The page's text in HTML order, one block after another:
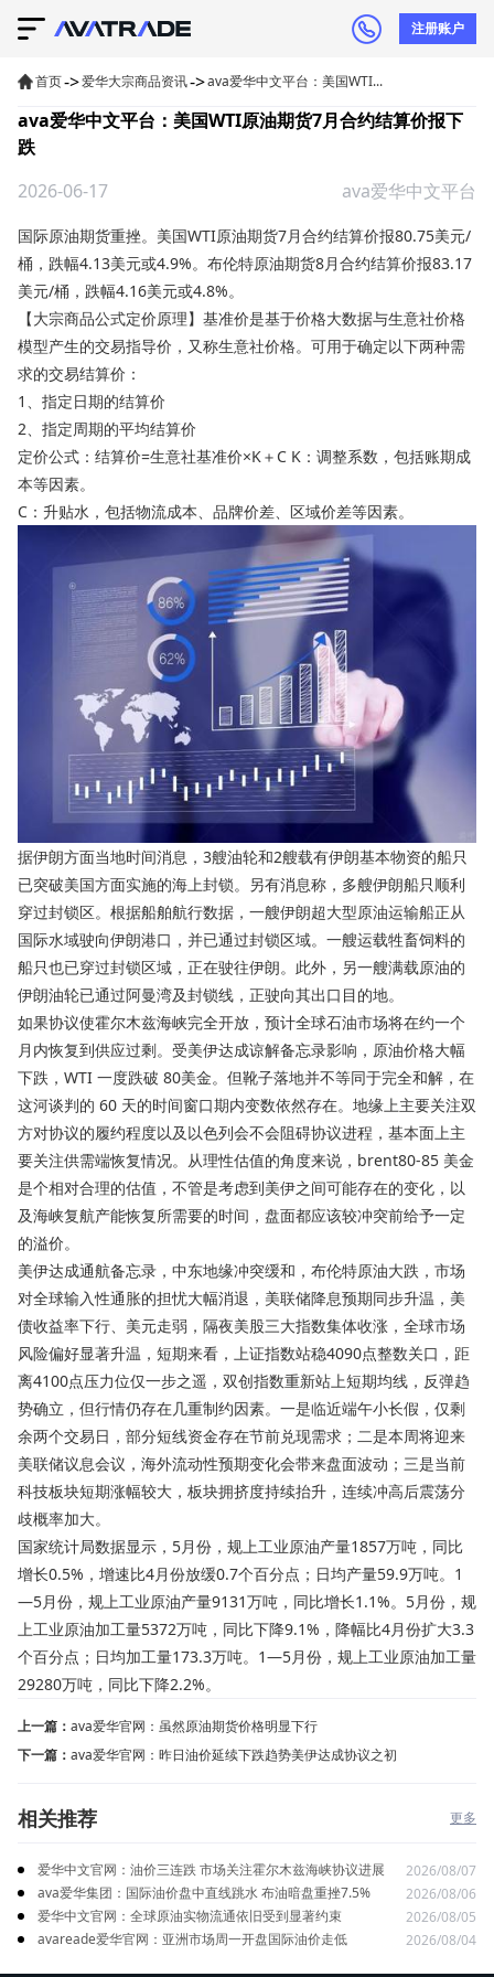
注册账户
首页->爱华大宗商品资讯->ava爱华中文平台：美国WTI...
ava爱华中文平台：美国WTI原油期货7月合约结算价报下
跌
2026-06-17
ava爱华中文平台
国际原油期货重挫。美国WTI原油期货7月合约结算价报80.75美元/
桶，跌幅4.13美元或4.9%。布伦特原油期货8月合约结算价报83.17
美元/桶，跌幅4.16美元或4.8%。
【大宗商品公式定价原理】基准价是基于价格大数据与生意社价格
模型产生的交易指导价，又称生意社价格。可用于确定以下两种需
求的交易结算价：
1、指定日期的结算价
2、指定周期的平均结算价
定价公式：结算价=生意社基准价×K＋C K：调整系数，包括账期成
本等因素。
C：升贴水，包括物流成本、品牌价差、区域价差等因素。
据伊朗方面当地时间消息，3艘油轮和2艘载有伊朗基本物资的船只
已突破美国方面实施的海上封锁。另有消息称，多艘伊朗船只顺利
穿过封锁区。根据船舶航行数据，一艘伊朗超大型原油运输船正从
国际水域驶向伊朗港口，并已通过封锁区域。一艘运载牲畜饲料的
船只也已穿过封锁区域，正在驶往伊朗。此外，另一艘满载原油的
伊朗油轮已通过阿曼湾及封锁线，正驶向其出口目的地。
如果协议使霍尔木兹海峡完全开放，预计全球石油市场将在约一个
月内恢复到供应过剩。受美伊达成谅解备忘录影响，原油价格大幅
下跌，WTI 一度跌破 80美金。但靴子落地并不等同于完全和解，在
这河谈判的 60 天的时间窗口期内变数依然存在。地缘上主要关注双
方对协议的履约程度以及以色列会不会阻碍协议进程，基本面上主
要关注供需端恢复情况。从理性估值的角度来说，brent80-85 美金
是个相对合理的估值，不管是考虑到美伊之间可能存在的变化，以
及海峡复航产能恢复所需要的时间，盘面都应该较冲突前给予一定
的溢价。
美伊达成通航备忘录，中东地缘冲突缓和，布伦特原油大跌，市场
对全球输入性通胀的担忧大幅消退，美联储降息预期同步升温，美
债收益率下行、美元走弱，隔夜美股三大指数集体收涨，全球市场
风险偏好显著升温，短期来看，上证指数站稳4090点整数关口，距
离4100点压力位仅一步之遥，双创指数重新站上短期均线，反弹趋
势确立，但行情仍存在几重制约因素。一是临近端午小长假，仅剩
余两个交易日，部分短线资金存在节前兑现需求；二是本周将迎来
美联储议息会议，海外流动性预期变化会带来盘面波动；三是当前
科技板块短期涨幅较大，板块拥挤度持续抬升，连续冲高后震荡分
歧概率加大。
国家统计局数据显示，5月份，规上工业原油产量1857万吨，同比
增长0.5%，增速比4月份放缓0.7个百分点；日均产量59.9万吨。1
—5月份，规上工业原油产量9131万吨，同比增长1.1%。5月份，规
上工业原油加工量5372万吨，同比下降9.1%，降幅比4月份扩大3.3
个百分点；日均加工量173.3万吨。1—5月份，规上工业原油加工量
29280万吨，同比下降2.2%。
上一篇： ava爱华官网：虽然原油期货价格明显下行
下一篇： ava爱华官网：昨日油价延续下跌趋势美伊达成协议之初
相关推荐 更多
爱华中文官网：油价三连跌 市场关注霍尔木兹海峡协议进展
2026/08/07
ava爱华集团：国际油价盘中直线跳水 布油暗盘重挫7.5%
2026/08/06
爱华中文官网：全球原油实物流通依旧受到显著约束
2026/08/05
avareade爱华官网：亚洲市场周一开盘国际油价走低
2026/08/04